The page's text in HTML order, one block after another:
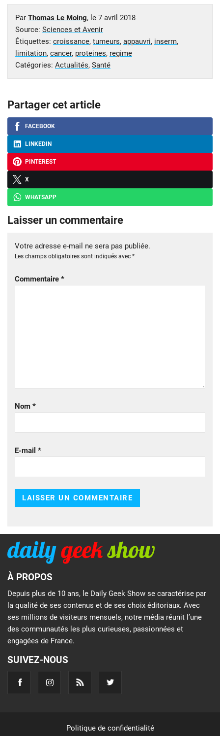
Par Thomas Le Moing, le 7 avril 2018
Source: Sciences et Avenir
Étiquettes: croissance, tumeurs, appauvri, inserm,
limitation, cancer, proteines, regime
Catégories: Actualités, Santé
Partager cet article
FACEBOOK
LINKEDIN
PINTEREST
X
WHATSAPP
Laisser un commentaire
Votre adresse e-mail ne sera pas publiée.
Les champs obligatoires sont indiqués avec *
Commentaire *
Nom *
E-mail *
À PROPOS
Depuis plus de 10 ans, le Daily Geek Show se caractérise par
la qualité de ses contenus et de ses choix éditoriaux. Avec
ses millions de visiteurs mensuels, notre média réunit l’une
des communautés les plus curieuses, passionnées et
engagées de France.
SUIVEZ-NOUS
Politique de confidentialité